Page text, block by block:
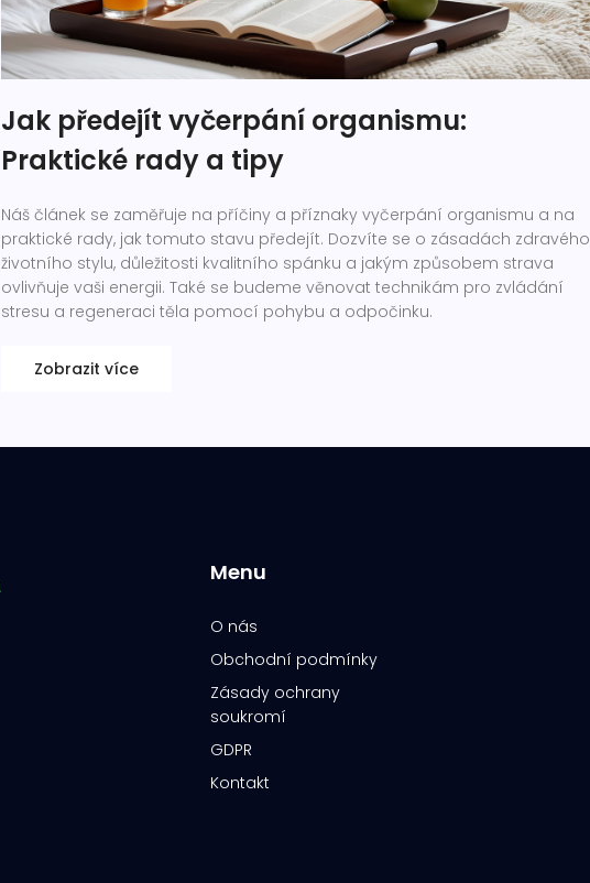
Jak předejít vyčerpání organismu:
Praktické rady a tipy
Náš článek se zaměřuje na příčiny a příznaky vyčerpání organismu a na
praktické rady, jak tomuto stavu předejít. Dozvíte se o zásadách zdravého
životního stylu, důležitosti kvalitního spánku a jakým způsobem strava
ovlivňuje vaši energii. Také se budeme věnovat technikám pro zvládání
stresu a regeneraci těla pomocí pohybu a odpočinku.
Zobrazit více
Menu
O nás
Obchodní podmínky
Zásady ochrany
soukromí
GDPR
Kontakt